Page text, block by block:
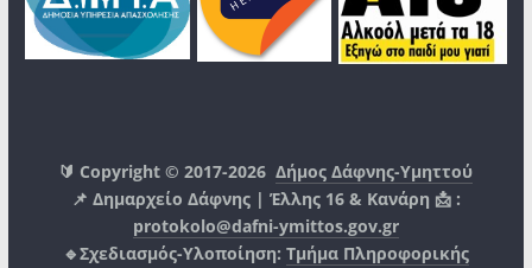
🔰 Copyright © 2017-2026Δήμος Δάφνης-Υμηττού
📌 Δημαρχείο Δάφνης | Έλλης 16 & Κανάρη 📩 :
protokolo@dafni-ymittos.gov.gr
🔹Σχεδιασμός-Υλοποίηση: Τμήμα Πληροφορικής